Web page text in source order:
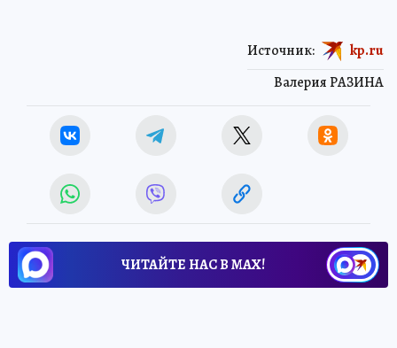
Валерия РАЗИНА
Источник: kp.ru
ЧИТАЙТЕ НАС В МАХ!